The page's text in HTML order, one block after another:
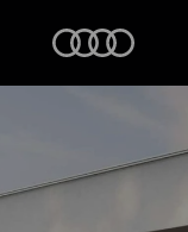
Richiedi un preventivo